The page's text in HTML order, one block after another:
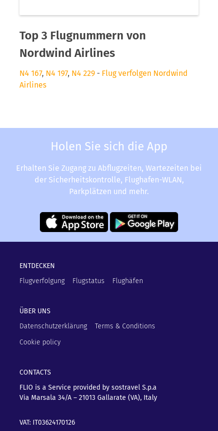
Top 3 Flugnummern von
Nordwind Airlines
N4 167, N4 197, N4 229 - Flug verfolgen Nordwind
Airlines
Holen Sie sich die App
Erhalten Sie Zugang zu Abflugzeiten, Wartezeiten bei
der Sicherheitskontrolle, Flughafen-WLAN,
Parkplätzen und mehr.
ENTDECKEN
Flugverfolgung
Flugstatus Flughäfen
ÜBER UNS
Datenschutzerklärung
Terms & Conditions
Cookie policy
CONTACTS
FLIO is a Service provided by sostravel S.p.a
Via Marsala 34/A – 21013 Gallarate (VA), Italy
VAT: IT03624170126